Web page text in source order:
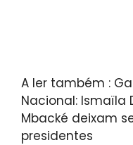
A ler também :
Nacional: Ismaïla
Mbacké deixam
presidentes